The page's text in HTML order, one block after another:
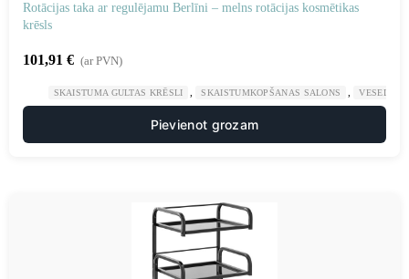
Rotācijas taka ar regulējamu Berlīni – melns rotācijas kosmētikas
krēsls
101,91 € (ar PVN)
SKAISTUMA GULTAS KRĒSLI SKAISTUMKOPŠANAS SALONS VESELĪBA
Pievienot grozam